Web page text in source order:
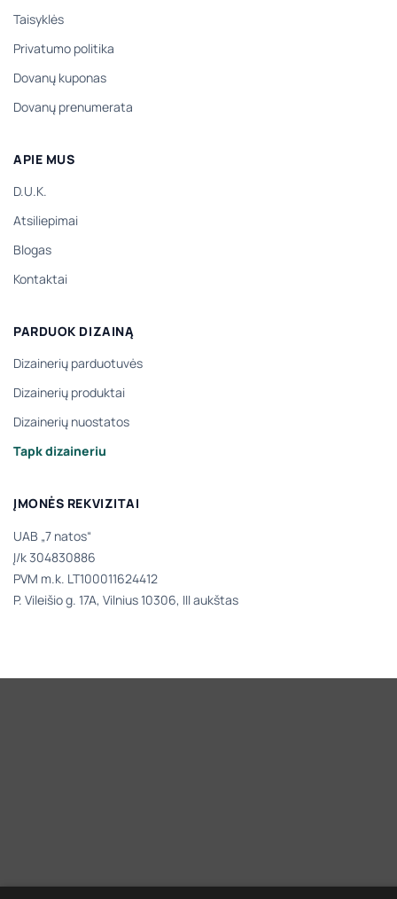
Taisyklės
Privatumo politika
Dovanų kuponas
Dovanų prenumerata
APIE MUS
D.U.K.
Atsiliepimai
Blogas
Kontaktai
PARDUOK DIZAINĄ
Dizainerių parduotuvės
Dizainerių produktai
Dizainerių nuostatos
Tapk dizaineriu
ĮMONĖS REKVIZITAI
UAB „7 natos“
Į/k 304830886
PVM m.k. LT100011624412
P. Vileišio g. 17A, Vilnius 10306, III aukštas